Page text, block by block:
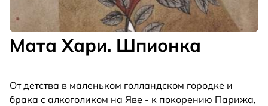
Мата Хари. Шпионка
От детства в маленьком голландском городке и
брака с алкоголиком на Яве - к покорению Парижа,